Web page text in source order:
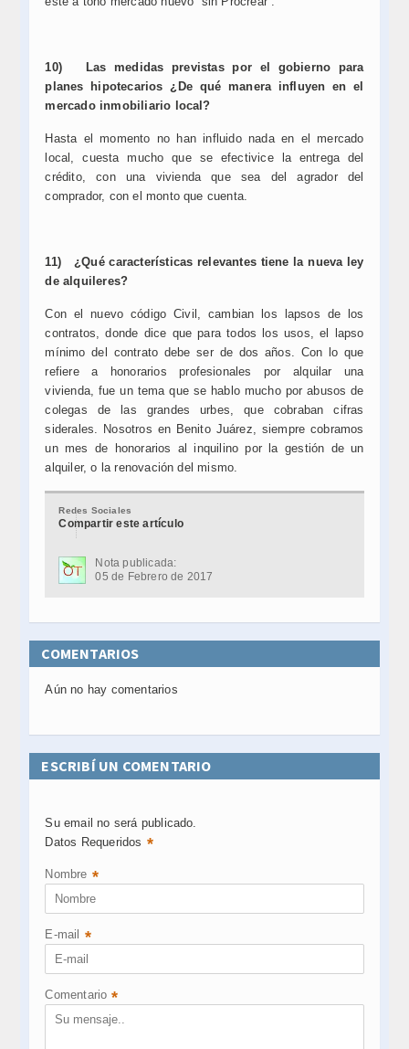
10)
Las medidas previstas por el gobierno para
planes hipotecarios ¿De qué manera influyen en el
mercado inmobiliario local?
Hasta el momento no han influido nada en el mercado
local, cuesta mucho que se efectivice la entrega del
crédito, con una vivienda que sea del agrador del
comprador, con el monto que cuenta.
11) ¿Qué características relevantes tiene la nueva ley
de alquileres?
Con el nuevo código Civil, cambian los lapsos de los
contratos, donde dice que para todos los usos, el lapso
mínimo del contrato debe ser de dos años. Con lo que
refiere a honorarios profesionales por alquilar una
vivienda, fue un tema que se hablo mucho por abusos de
colegas de las grandes urbes, que cobraban cifras
siderales. Nosotros en Benito Juárez, siempre cobramos
un mes de honorarios al inquilino por la gestión de un
alquiler, o la renovación del mismo.
Redes Sociales
Compartir este artículo
Nota publicada:
05 de Febrero de 2017
COMENTARIOS
Aún no hay comentarios
ESCRIBÍ UN COMENTARIO
Su email no será publicado.
Datos Requeridos *
Nombre *
E-mail *
Comentario *